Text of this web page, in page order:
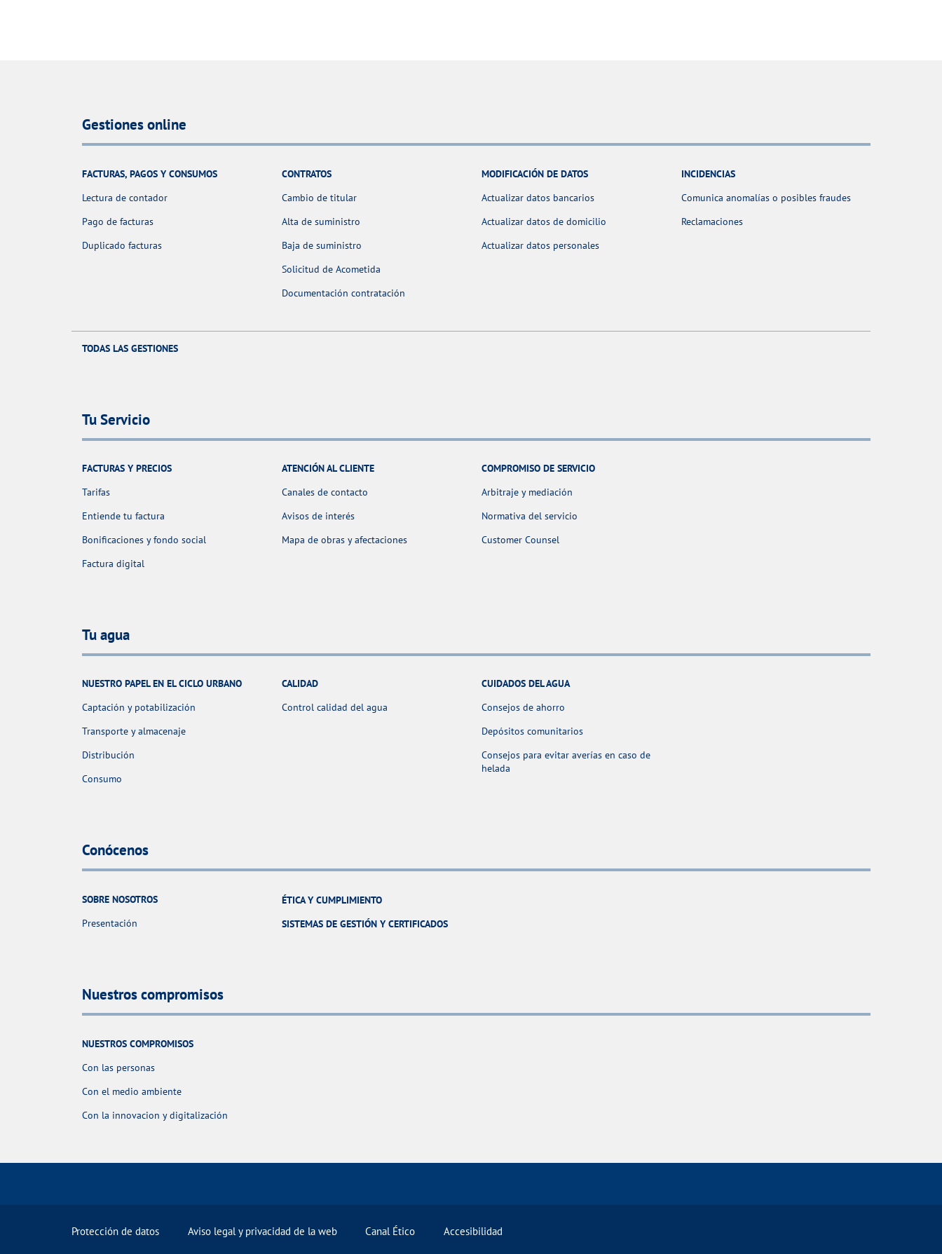
Gestiones online
FACTURAS, PAGOS Y CONSUMOS
Lectura de contador
Pago de facturas
Duplicado facturas
CONTRATOS
Cambio de titular
Alta de suministro
Baja de suministro
Solicitud de Acometida
Documentación contratación
MODIFICACIÓN DE DATOS
Actualizar datos bancarios
Actualizar datos de domicilio
Actualizar datos personales
INCIDENCIAS
Comunica anomalías o posibles fraudes
Reclamaciones
TODAS LAS GESTIONES
Tu Servicio
FACTURAS Y PRECIOS
Tarifas
Entiende tu factura
Bonificaciones y fondo social
Factura digital
ATENCIÓN AL CLIENTE
Canales de contacto
Avisos de interés
Mapa de obras y afectaciones
COMPROMISO DE SERVICIO
Arbitraje y mediación
Normativa del servicio
Customer Counsel
Tu agua
NUESTRO PAPEL EN EL CICLO URBANO
Captación y potabilización
Transporte y almacenaje
Distribución
Consumo
CALIDAD
Control calidad del agua
CUIDADOS DEL AGUA
Consejos de ahorro
Depósitos comunitarios
Consejos para evitar averías en caso de
helada
Conócenos
SOBRE NOSOTROS
Presentación
ÉTICA Y CUMPLIMIENTO
SISTEMAS DE GESTIÓN Y CERTIFICADOS
Nuestros compromisos
NUESTROS COMPROMISOS
Con las personas
Con el medio ambiente
Con la innovacion y digitalización
Protección de datos Aviso legal y privacidad de la web Canal Ético Accesibilidad